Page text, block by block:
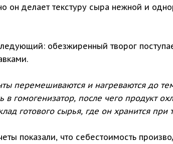
он делает текстуру сыра нежной и
обезжиренный творог
перемешиваются и нагреваются до
гомогенизатор, после чего продукт
готового сырья, где он хранится
показали, что себестоимость